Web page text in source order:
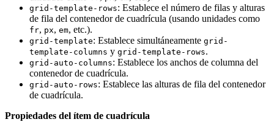
grid-template-rows: Establece el número de filas y alturas
de fila del contenedor de cuadrícula (usando unidades como
fr, px, em, etc.).
grid-template: Establece simultáneamente grid-
template-columns y grid-template-rows.
grid-auto-columns: Establece los anchos de columna del
contenedor de cuadrícula.
grid-auto-rows: Establece las alturas de fila del contenedor
de cuadrícula.
Propiedades del ítem de cuadrícula